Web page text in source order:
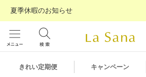
きれい定期便 キャンペーン
夏季休暇のお知らせ